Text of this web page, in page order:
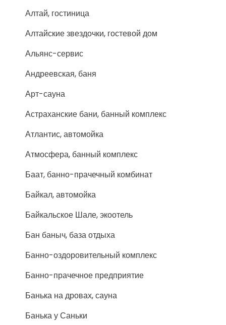
Алтай, гостиница
Алтайские звездочки, гостевой дом
Альянс-сервис
Андреевская, баня
Арт-сауна
Астраханские бани, банный комплекс
Атлантис, автомойка
Атмосфера, банный комплекс
Баат, банно-прачечный комбинат
Байкал, автомойка
Байкальское Шале, экоотель
Бан баныч, база отдыха
Банно-оздоровительный комплекс
Банно-прачечное предприятие
Банька на дровах, сауна
Банька у Саньки